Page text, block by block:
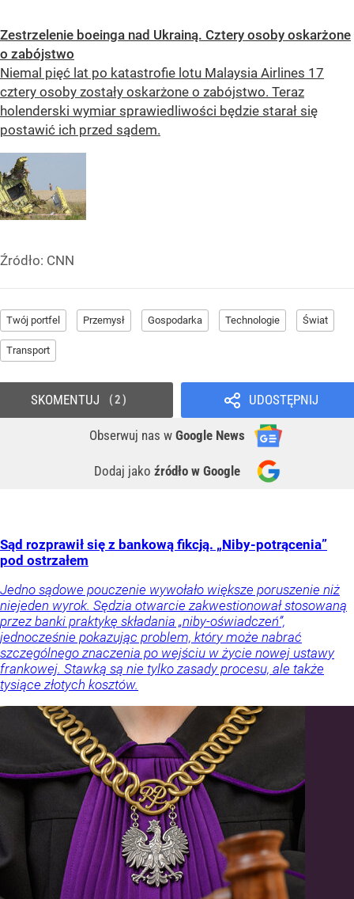
Zestrzelenie boeinga nad Ukrainą. Cztery osoby oskarżone
o zabójstwo
Niemal pięć lat po katastrofie lotu Malaysia Airlines 17
cztery osoby zostały oskarżone o zabójstwo. Teraz
holenderski wymiar sprawiedliwości będzie starał się
postawić ich przed sądem.
Źródło: CNN
Twój portfel Przemysł Gospodarka Technologie Świat
Transport
UDOSTĘPNIJ
Obserwuj nas w Google News
Dodaj jako źródło w Google
SKOMENTUJ 2
Sąd rozprawił się z bankową fikcją. „Niby-potrącenia”
pod ostrzałem
Jedno sądowe pouczenie wywołało większe poruszenie niż
niejeden wyrok. Sędzia otwarcie zakwestionował stosowaną
przez banki praktykę składania „niby-oświadczeń”,
jednocześnie pokazując problem, który może nabrać
szczególnego znaczenia po wejściu w życie nowej ustawy
frankowej. Stawką są nie tylko zasady procesu, ale także
tysiące złotych kosztów.